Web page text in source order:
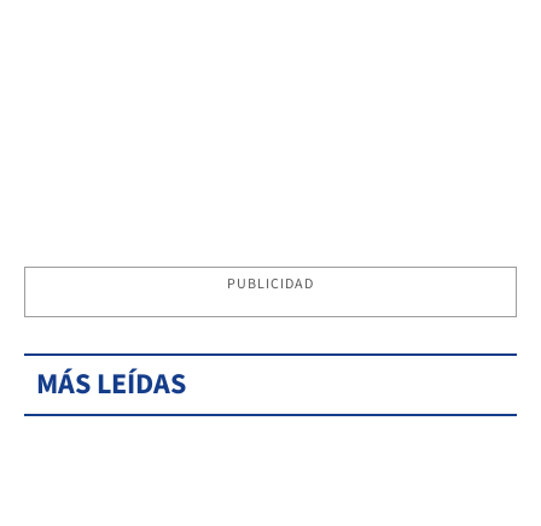
PUBLICIDAD
MÁS LEÍDAS